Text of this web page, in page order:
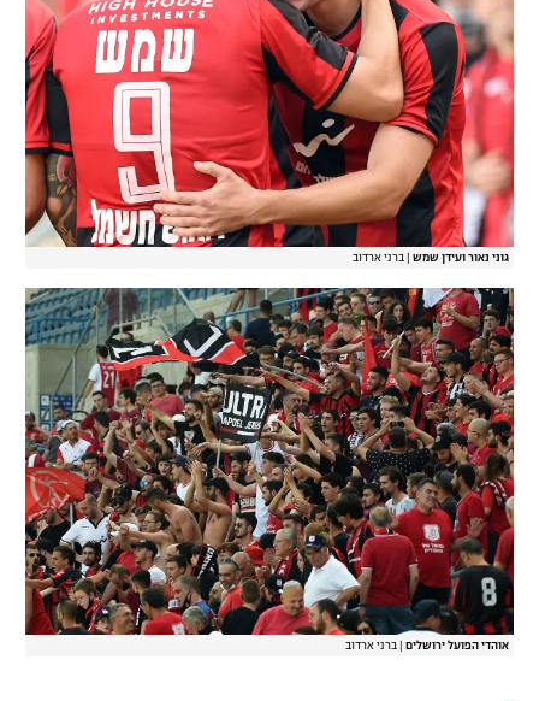
גוני נאור ועידן שמש ברני ארדוב
אוהדי הפועל ירושלים ברני ארדוב‎